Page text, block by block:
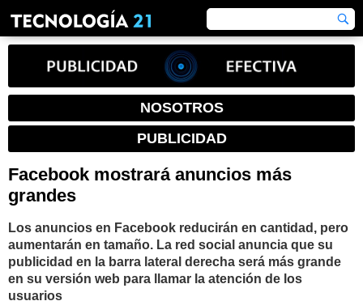
NOSOTROS
PUBLICIDAD
Facebook mostrará anuncios más
grandes
Los anuncios en Facebook reducirán en cantidad, pero
aumentarán en tamaño. La red social anuncia que su
publicidad en la barra lateral derecha será más grande
en su versión web para llamar la atención de los
usuarios